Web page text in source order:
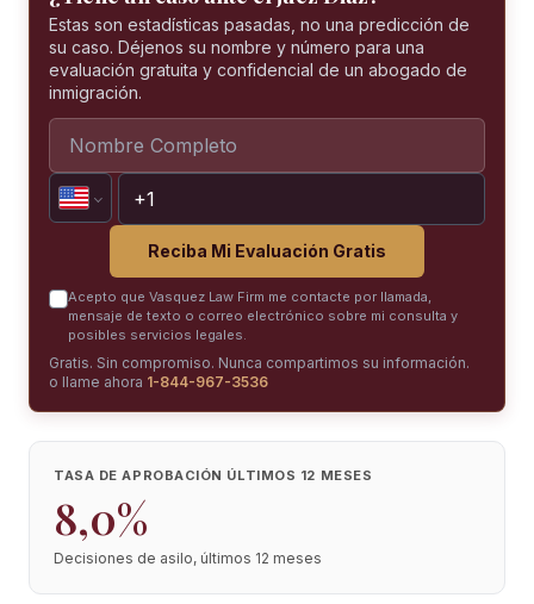
Estas son estadísticas pasadas, no una predicción de
su caso. Déjenos su nombre y número para una
evaluación gratuita y confidencial de un abogado de
inmigración.
Reciba Mi Evaluación Gratis
Acepto que Vasquez Law Firm me contacte por llamada,
mensaje de texto o correo electrónico sobre mi consulta y
posibles servicios legales.
Gratis. Sin compromiso. Nunca compartimos su información.
o llame ahora 1-844-967-3536
TASA DE APROBACIÓN ÚLTIMOS 12 MESES
8,0%
Decisiones de asilo, últimos 12 meses